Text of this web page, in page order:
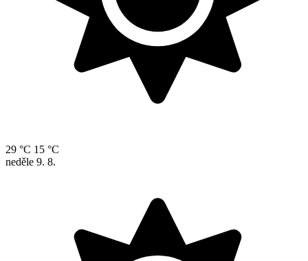
29 °C 15 °C
neděle 9. 8.